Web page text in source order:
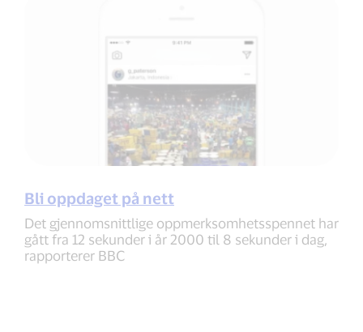
Bli oppdaget på nett
Det gjennomsnittlige oppmerksomhetsspennet har
gått fra 12 sekunder i år 2000 til 8 sekunder i dag,
rapporterer BBC